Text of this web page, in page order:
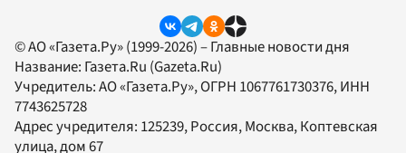
© АО «Газета.Ру» (1999-2026) – Главные новости дня
Название: Газета.Ru (Gazeta.Ru)
Учредитель:АО «Газета.Ру», ОГРН 1067761730376, ИНН
7743625728
Адрес учредителя: 125239, Россия, Москва, Коптевская
улица, дом 67